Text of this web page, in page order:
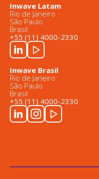
Inwave Latam
Rio de Janeiro
São Paulo
Brasil
+55 (11) 4000-2330
Inwave Brasil
Rio de Janeiro
São Paulo
Brasil
+55 (11) 4000-2330